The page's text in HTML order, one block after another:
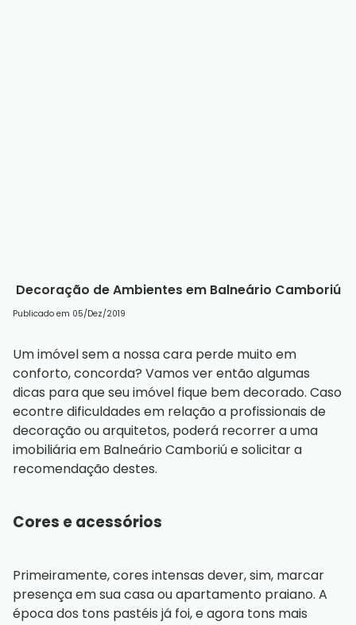
Decoração de Ambientes em Balneário Camboriú
Publicado em 05/Dez/2019
Um imóvel sem a nossa cara perde muito em
conforto, concorda? Vamos ver então algumas
dicas para que seu imóvel fique bem decorado. Caso
econtre dificuldades em relação a profissionais de
decoração ou arquitetos, poderá recorrer a uma
imobiliária em Balneário Camboriúe solicitar a
recomendação destes.
Cores e acessórios
Primeiramente, cores intensas dever, sim, marcar
presença em sua casa ou apartamento praiano. A
época dos tons pastéis já foi, e agora tons mais